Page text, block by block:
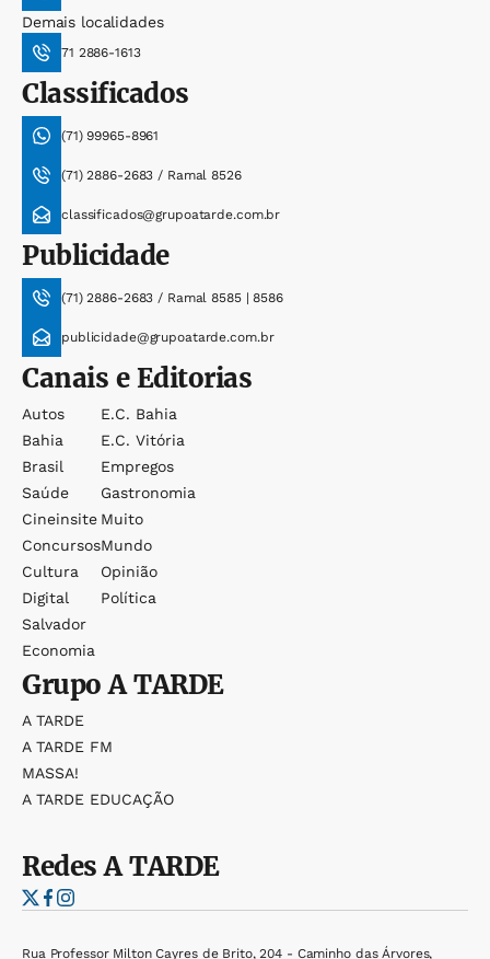
Demais localidades
71 2886-1613
Classificados
(71) 99965-8961
(71) 2886-2683 / Ramal 8526
classificados@grupoatarde.com.br
Publicidade
(71) 2886-2683 / Ramal 8585 | 8586
publicidade@grupoatarde.com.br
Canais e Editorias
Autos
Bahia
Brasil
Saúde
Cineinsite
Concursos
Cultura
Digital
Salvador
Economia
E.c. Bahia
E.c. Vitória
Empregos
Gastronomia
Muito
Mundo
Opinião
Política
GrupoA TARDE
A TARDE
A TARDE FM
MASSA!
A TARDE EDUCAÇÃO
RedesA TARDE
Rua Professor Milton Cayres de Brito, 204 - Caminho das Árvores,